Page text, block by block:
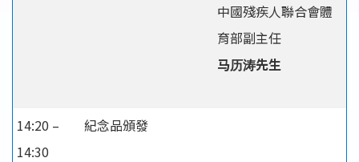
中國殘疾人聯合會體
育部副主任
马历涛先生
14:20 –
14:30
紀念品頒發